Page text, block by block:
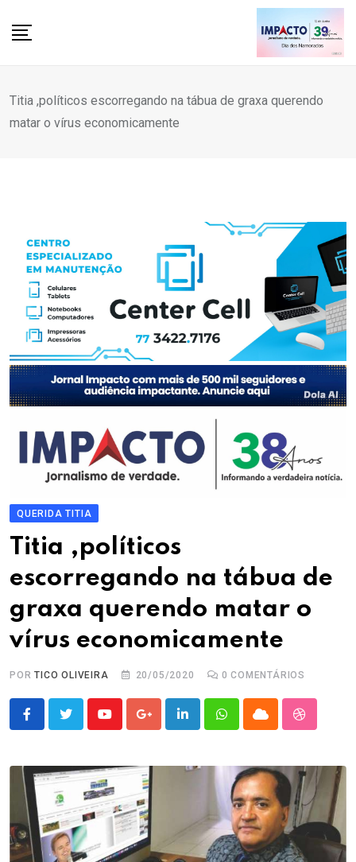
Titia ,políticos escorregando na tábua de graxa querendo
matar o vírus economicamente
QUERIDA TITIA
Titia ,políticos
escorregando na tábua de
graxa querendo matar o
vírus economicamente
PORTICO OLIVEIRA 20/05/2020 0 COMENTÁRIOS
YoutubeGoogle+LinkedInWhatsappCloud